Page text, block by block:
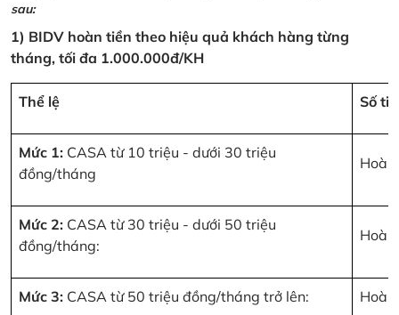
sau:
1) BIDV hoàn tiền theo hiệu quả khách hàng từng
tháng, tối đa 1.000.000đ/KH
Thể lệ Số
Mức 1: CASA từ 10 triệu - dưới 30 triệu
đồng/tháng
Mức 2: CASA từ 30 triệu - dưới 50 triệu
đồng/tháng:
Mức 3: CASA từ 50 triệu đồng/tháng trở lên: